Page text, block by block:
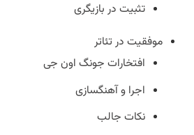
تثبیت در بازیگری
موفقیت در تئاتر
افتخارات جونگ اون جی
اجرا و آهنگسازی
نکات جالب